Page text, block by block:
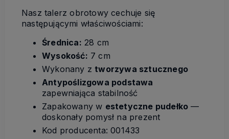
Nasz talerz obrotowy cechuje się
następującymi właściwościami:
Średnica: 28 cm
Wysokość: 7 cm
Wykonany ztworzywa sztucznego
Antypoślizgowa podstawa
zapewniająca stabilność
Zapakowany w estetyczne pudełko —
doskonały pomysł na prezent
Kod producenta: 001433